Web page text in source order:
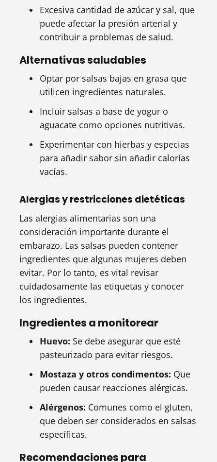
Excesiva cantidad de azúcar y sal, que
puede afectar la presión arterial y
contribuir a problemas de salud.
Alternativas saludables
Optar por salsas bajas en grasa que
utilicen ingredientes naturales.
Incluir salsas a base de yogur o
aguacate como opciones nutritivas.
Experimentar con hierbas y especias
para añadir sabor sin añadir calorías
vacías.
Alergias y restricciones dietéticas
Las alergias alimentarias son una
consideración importante durante el
embarazo. Las salsas pueden contener
ingredientes que algunas mujeres deben
evitar. Por lo tanto, es vital revisar
cuidadosamente las etiquetas y conocer
los ingredientes.
Ingredientes a monitorear
Huevo: Se debe asegurar que esté
pasteurizado para evitar riesgos.
Mostaza y otros condimentos: Que
pueden causar reacciones alérgicas.
Alérgenos: Comunes como el gluten,
que deben ser considerados en salsas
específicas.
Recomendaciones para